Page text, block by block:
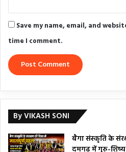
Save my name, email, and
time I comment.
By VIKASH SONI
बैगा संस्कृति के
दमगढ़ में गुरु-शिष्य